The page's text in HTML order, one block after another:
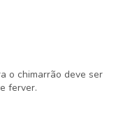
o chimarrão deve ser
ferver.